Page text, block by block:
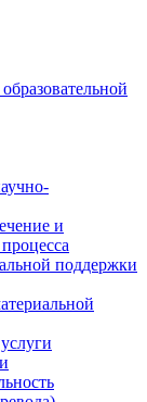
и
поддержки